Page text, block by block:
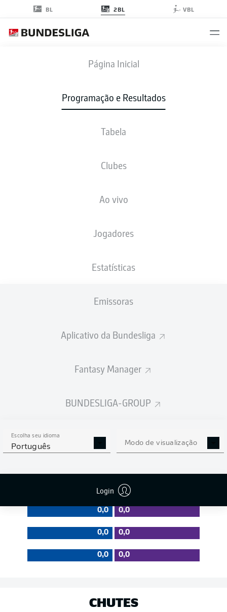
BL 2BL VBL
Página Inicial
Programação e Resultados
Tabela
Clubes
Ao vivo
Jogadores
Estatísticas
Emissoras
Aplicativo da Bundesliga
Fantasy Manager
BUNDESLIGA-GROUP
Escolha seu idioma
Português Modo de visualização
Login
SVD OSN
ESCALAÇÕES
0
0 % Precisão 0 %
EFICIÊNCIA DE PASSES
0,0 0,0
0,0 0,0
0,0 0,0
CHUTES